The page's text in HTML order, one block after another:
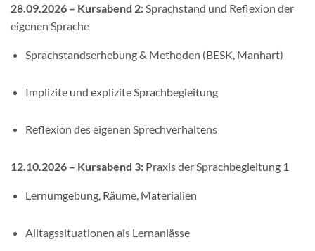
28.09.2026 – Kursabend 2: Sprachstand und Reflexion der
eigenen Sprache
Sprachstandserhebung & Methoden (BESK, Manhart)
Implizite und explizite Sprachbegleitung
Reflexion des eigenen Sprechverhaltens
12.10.2026 – Kursabend 3: Praxis der Sprachbegleitung 1
Lernumgebung, Räume, Materialien
Alltagssituationen als Lernanlässe